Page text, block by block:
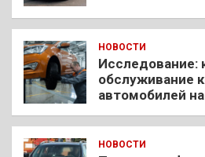
НОВОСТИ
Исследование:
обслуживание
автомобилей
НОВОСТИ